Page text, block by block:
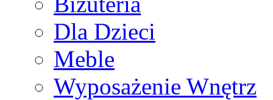
Dla Dzieci
Meble
Wyposażenie Wnętrz